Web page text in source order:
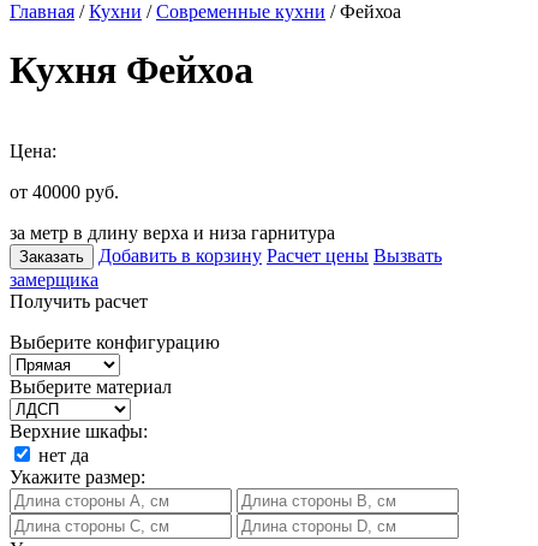
Главная /Кухни /Современные кухни / Фейхоа
Кухня Фейхоа
Цена:
от 40000 руб.
за метр в длину верха и низа гарнитура
Заказать Добавить в корзину Расчет цены Вызвать
замерщика
Получить расчет
Выберите конфигурацию
Выберите материал
Верхние шкафы:
нет да
Укажите размер: